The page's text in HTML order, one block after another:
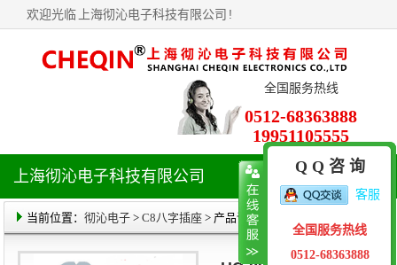
欢迎光临 上海彻沁电子科技有限公司 !
全国服务热线
0512-68363888
19951105555
航
单
上海彻沁电子科技有限公司
当前位置： 彻沁电子> C8八字插座> 产品详情
Q Q 咨 询
客服
全国服务热线
0512-68363888